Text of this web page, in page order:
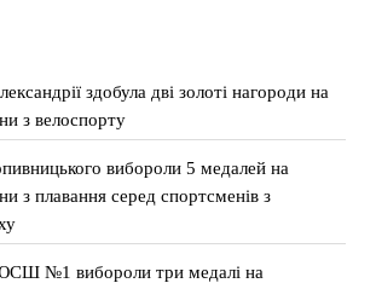
здобула дві золоті нагороди на
з велоспорту
вибороли 5 медалей на
з плавання серед спортсменів з
№1 вибороли три медалі на